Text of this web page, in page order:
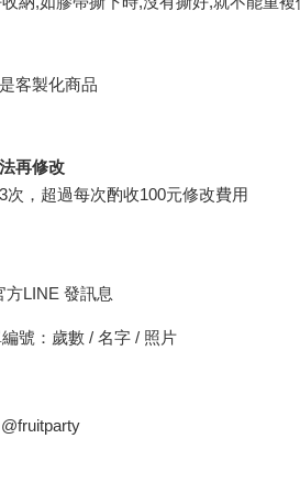
客製化商品
再修改
次，超過每次酌收100元修改費用
方LINE 發訊息
號：歲數 / 名字 / 照片
@fruitparty